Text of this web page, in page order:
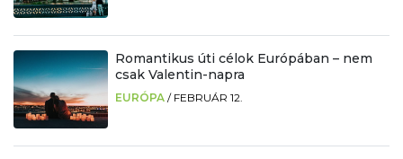
Romantikus úti célok Európában – nem
csak Valentin-napra
EURÓPA / FEBRUÁR 12.